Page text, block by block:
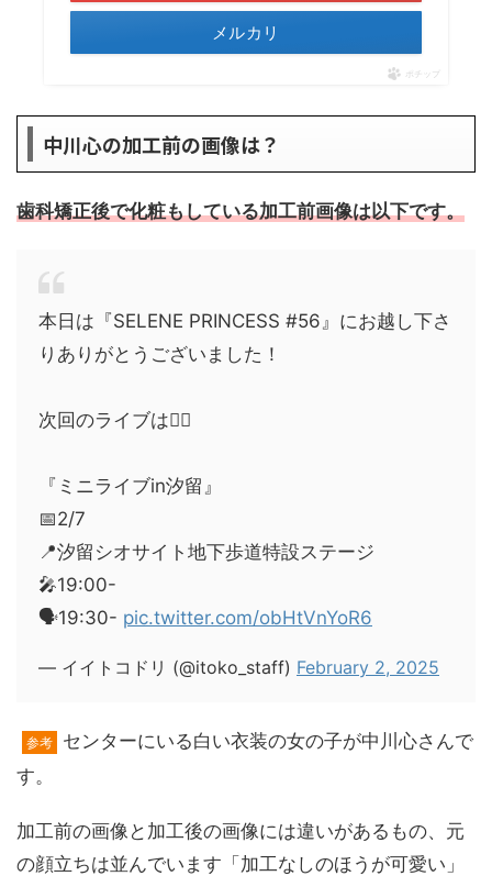
メルカリ
ポチップ
中川心の加工前の画像は？
歯科矯正後で化粧もしている加工前画像は以下です。
本日は『SELENE PRINCESS #56』にお越し下さ
りありがとうございました！
次回のライブは💁‍♀️
『ミニライブin汐留』
📅2/7
📍汐留シオサイト地下歩道特設ステージ
🎤19:00-
🗣️19:30- pic.twitter.com/obHtVnYoR6
— イイトコドリ (@itoko_staff) February 2, 2025
参考
センターにいる白い衣装の女の子が中川心さんで
す。
加工前の画像と加工後の画像には違いがあるもの、元
の顔立ちは並んでいます「加工なしのほうが可愛い」